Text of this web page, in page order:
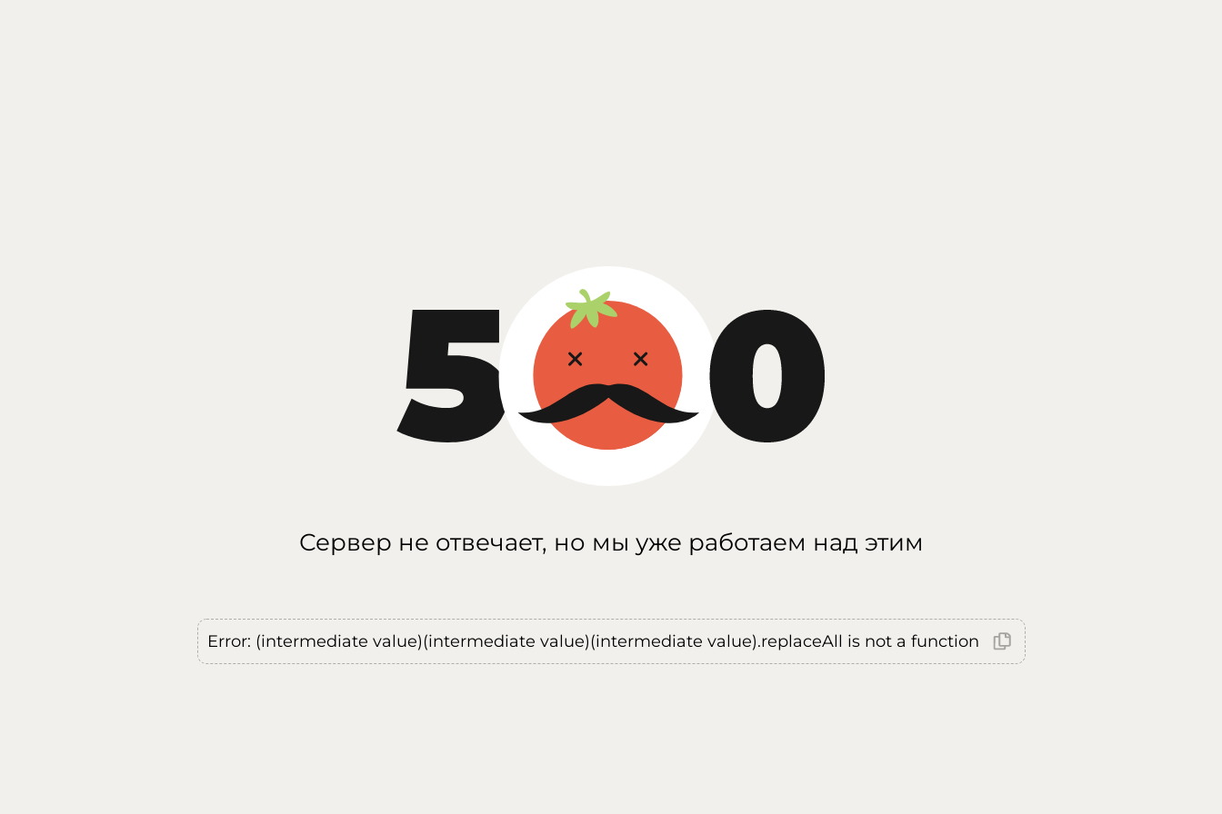
Сервер не отвечает, но мы уже работаем над этим
Error: (intermediate value)(intermediate value)(intermediate value).replaceAll is not a function